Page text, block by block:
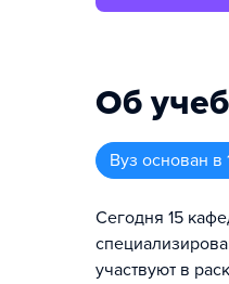
Об
Вуз основан в
Сегодня 15
участвуют в